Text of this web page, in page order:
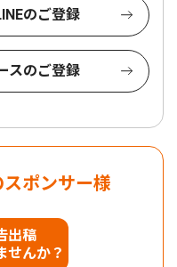
のご登録
スのご登録
ポンサー様
出稿
せんか？